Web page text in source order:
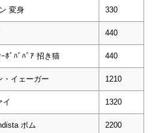
変身 330
440
ﾎﾞﾊﾞﾊﾞｱ 招き猫 440
・イェーガー 1210
イ 1320
ボム 2200